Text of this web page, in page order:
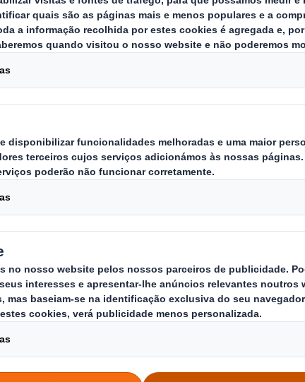
packaging
Por favor, preencha o
PRIMEIRO NOME*
EMPRESA*
E-MAIL*